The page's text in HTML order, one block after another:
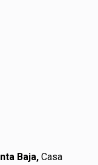
Baja, Casa